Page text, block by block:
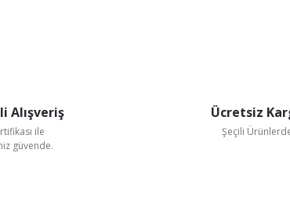
Alışveriş
ile
güvende.
Ücretsiz
Şeçili